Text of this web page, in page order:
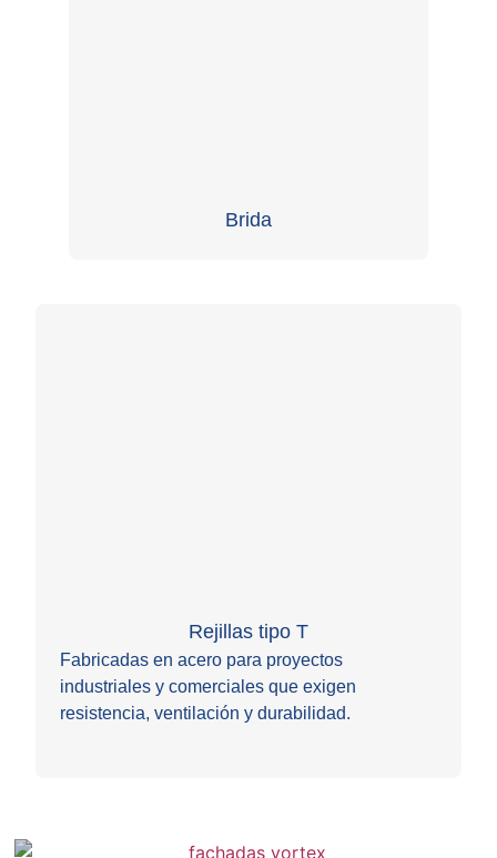
Brida
Rejillas tipo T
Fabricadas en acero para proyectos
industriales y comerciales que exigen
resistencia, ventilacióny durabilidad.